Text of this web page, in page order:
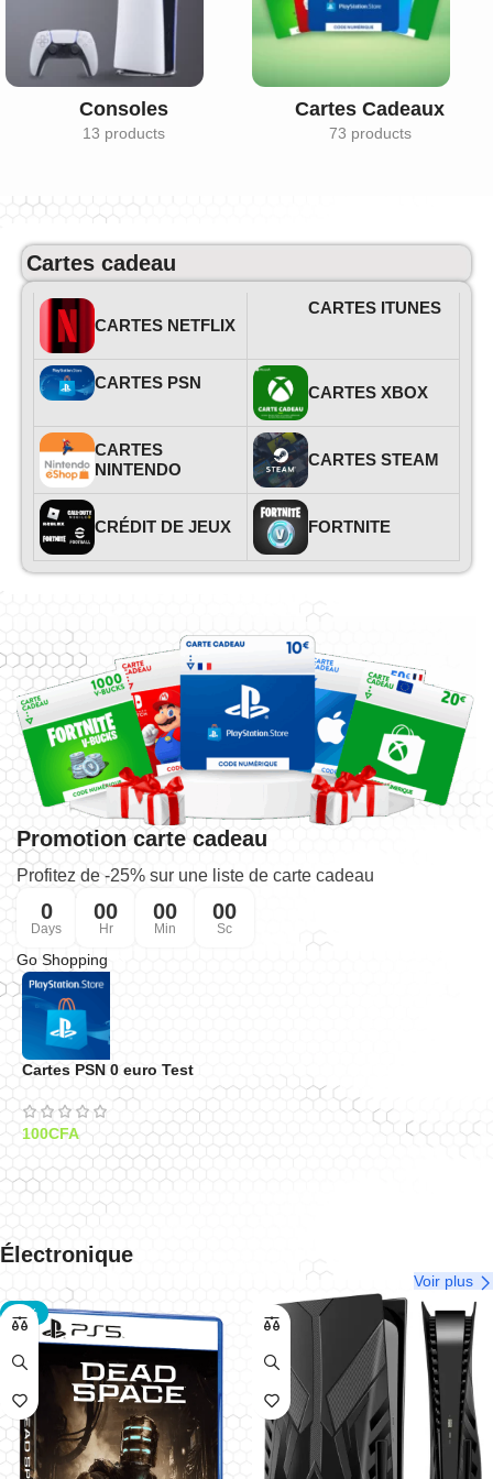
Consoles
13 products
Cartes Cadeaux
73 products
Cartes cadeau
CARTES NETFLIX
CARTES ITUNES
CARTES PSN
CARTES XBOX
CARTES
NINTENDO
CARTES STEAM
CRÉDIT DE JEUX FORTNITE
Promotion carte cadeau
Profitez de -25% sur une liste de carte cadeau
0
Days
00
Hr
00
Min
00
Sc
Go Shopping
Cartes PSN 0 euro Test
100CFA
Électronique
Voir plus
-67%